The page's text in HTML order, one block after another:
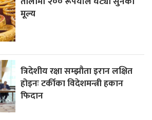
मूल्य
त्रिदेशीय रक्षा सम्झौता इरान लक्षित
होइनः टर्कीका विदेशमन्त्री हकान
फिदान